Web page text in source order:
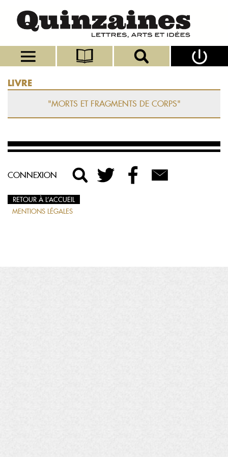
LIVRE
"MORTS ET FRAGMENTS DE CORPS"
CONNEXION
RETOUR À L’ACCUEIL
MENTIONS LÉGALES